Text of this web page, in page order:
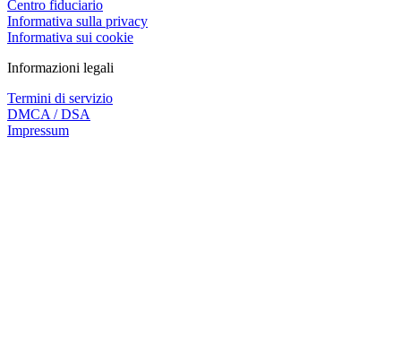
Centro fiduciario
Informativa sulla privacy
Informativa sui cookie
Informazioni legali
Termini di servizio
DMCA / DSA
Impressum